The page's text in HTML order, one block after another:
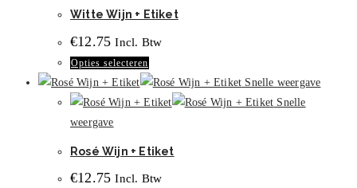
Witte Wijn + Etiket
€12.75 Incl. Btw
Opties selecteren
product
heeft
optie
Snelle weergave
Snelle
weergave
Rosé Wijn + Etiket
€12.75 Incl. Btw